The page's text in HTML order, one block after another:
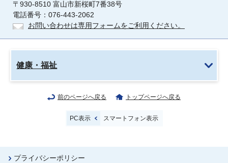
〒930-8510 富山市新桜町7番38号
電話番号：076-443-2062
お問い合わせは専用フォームをご利用ください。
健康・福祉
前のページへ戻る トップページへ戻る
PC表示 スマートフォン表示
プライバシーポリシー